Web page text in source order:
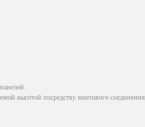
высотой посредству винтового соединения